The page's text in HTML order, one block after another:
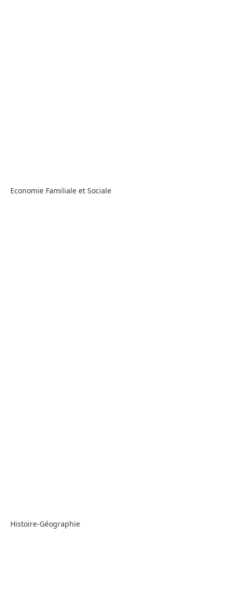
Economie Familiale et Sociale
Histoire-Géographie